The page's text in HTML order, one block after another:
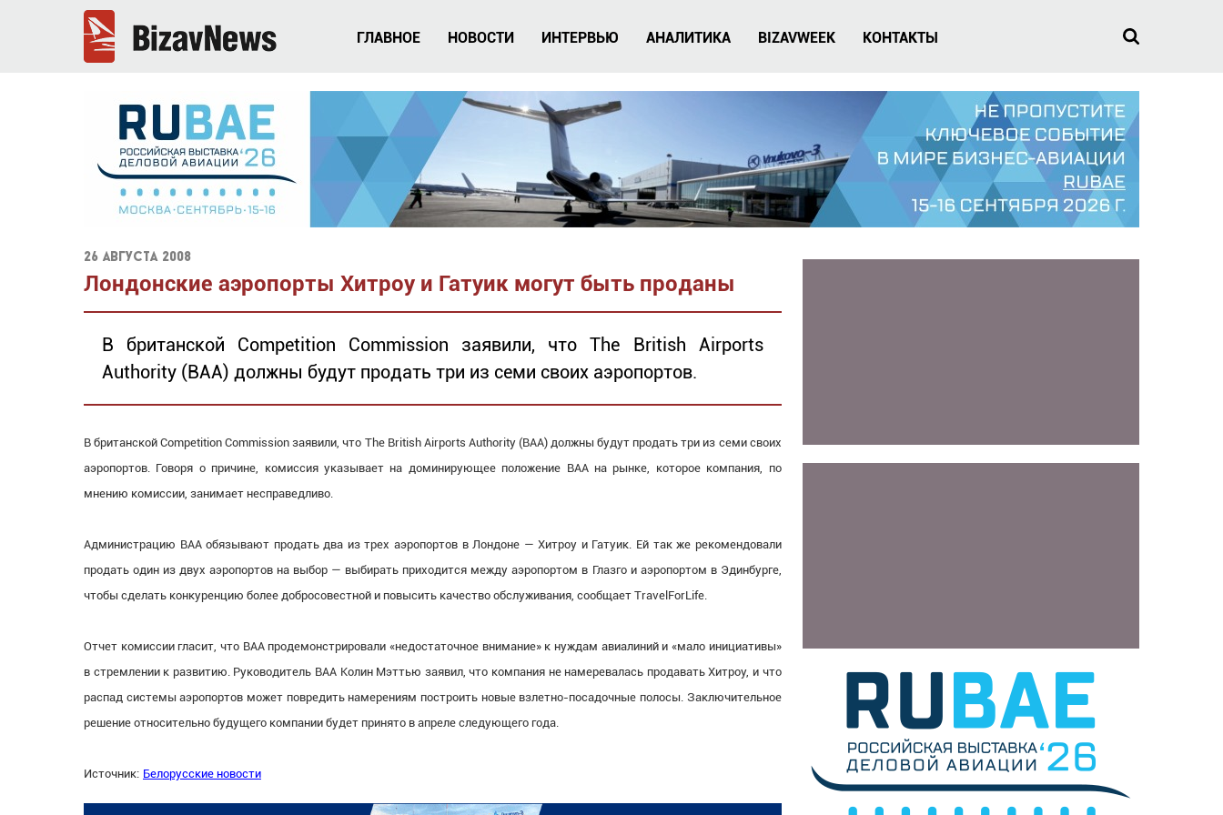
ГЛАВНОЕ НОВОСТИ ИНТЕРВЬЮ АНАЛИТИКА BIZAVWEEK КОНТАКТЫ
26 августа 2008
Лондонские аэропорты Хитроу и Гатуик могут быть проданы
В британской Competition Commission заявили, что The British Airports
Authority (BAA) должны будут продать три из семи своих аэропортов.
В британской Competition Commission заявили, что The British Airports Authority (BAA) должны будут продать три из семи своих
аэропортов. Говоря о причине, комиссия указывает на доминирующее положение BAA на рынке, которое компания, по
мнению комиссии, занимает несправедливо.
Администрацию BAA обязывают продать два из трех аэропортов в Лондоне — Хитроу и Гатуик. Ей так же рекомендовали
продать один из двух аэропортов на выбор — выбирать приходится между аэропортом в Глазго и аэропортом в Эдинбурге,
чтобы сделать конкуренцию более добросовестной и повысить качество обслуживания, сообщает TravelForLife.
Отчет комиссии гласит, что BAA продемонстрировали «недостаточное внимание» к нуждам авиалиний и «мало инициативы»
в стремлении к развитию. Руководитель BAA Колин Мэттью заявил, что компания не намеревалась продавать Хитроу, и что
распад системы аэропортов может повредить намерениям построить новые взлетно-посадочные полосы. Заключительное
решение относительно будущего компании будет принято в апреле следующего года.
Источник: Белорусские новости